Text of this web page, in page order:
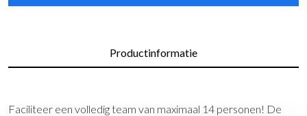
Productinformatie
Faciliteer een volledig team van maximaal 14 personen! De